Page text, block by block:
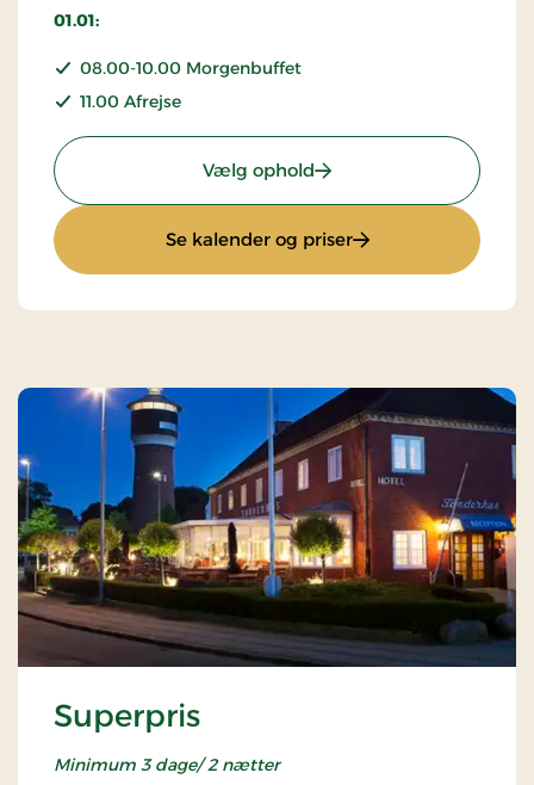
01.01:
08.00-10.00 Morgenbuffet
11.00 Afrejse
Vælg ophold: Nytårsophold
Se kalender og priser: Nytårsophold
Superpris
Minimum 3 dage/ 2 nætter